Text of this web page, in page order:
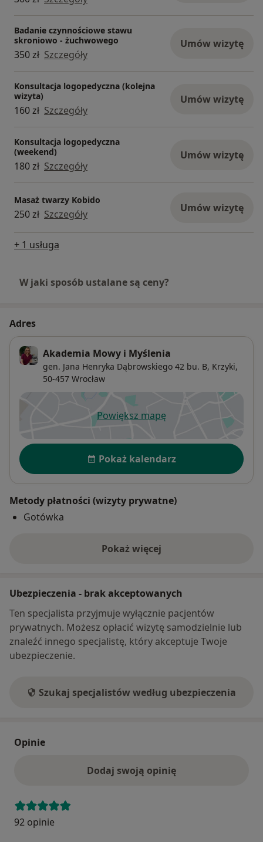
Badanie czynnościowe stawu
skroniowo - żuchwowego
350 zł Szczegóły
Umów wizytę
Konsultacja logopedyczna (kolejna
wizyta)
160 zł Szczegóły
Umów wizytę
Konsultacja logopedyczna
(weekend)
180 zł Szczegóły
Umów wizytę
Masaż twarzy Kobido
250 zł Szczegóły Umów wizytę
+ 1 usługa
W jaki sposób ustalane są ceny?
Adres
Akademia Mowy i Myślenia
gen. Jana Henryka Dąbrowskiego 42 bu. B, Krzyki,
50-457 Wrocław
Powiększ mapęotwiera się w nowej karcie
Dostępność
Pokaż kalendarz
Metody płatności (wizyty prywatne)
Gotówka
Pokaż więcej
o adresie
Ubezpieczenia - brak akceptowanych
Ten specjalista przyjmuje wyłącznie pacjentów
prywatnych. Możesz opłacić wizytę samodzielnie lub
znaleźć innego specjalistę, który akceptuje Twoje
ubezpieczenie.
Szukaj specjalistów według ubezpieczenia
Opinie
Dodaj swoją opinię
92 opinie